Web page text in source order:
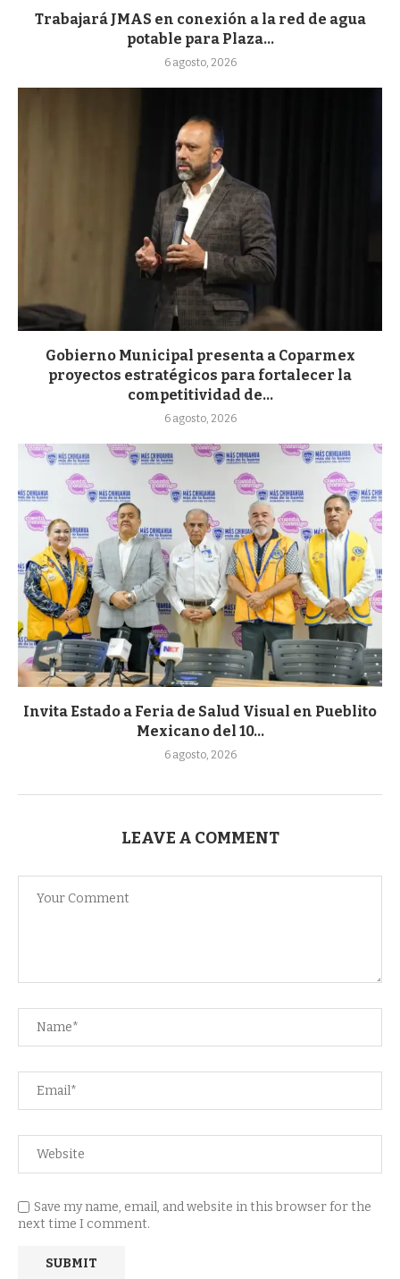
Trabajará JMAS en conexión a la red de agua
potable para Plaza...
6 agosto, 2026
Gobierno Municipal presenta a Coparmex
proyectos estratégicos para fortalecer la
competitividad de...
6 agosto, 2026
Invita Estado a Feria de Salud Visual en Pueblito
Mexicano del 10...
6 agosto, 2026
LEAVE A COMMENT
Save my name, email, and website in this browser for the
next time I comment.